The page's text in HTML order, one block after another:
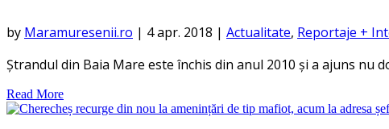
by Maramuresenii.ro | 4 apr. 2018 | Actualitate, Reportaje +
Ștrandul din Baia Mare este închis din anul 2010 și a ajuns nu
Read More